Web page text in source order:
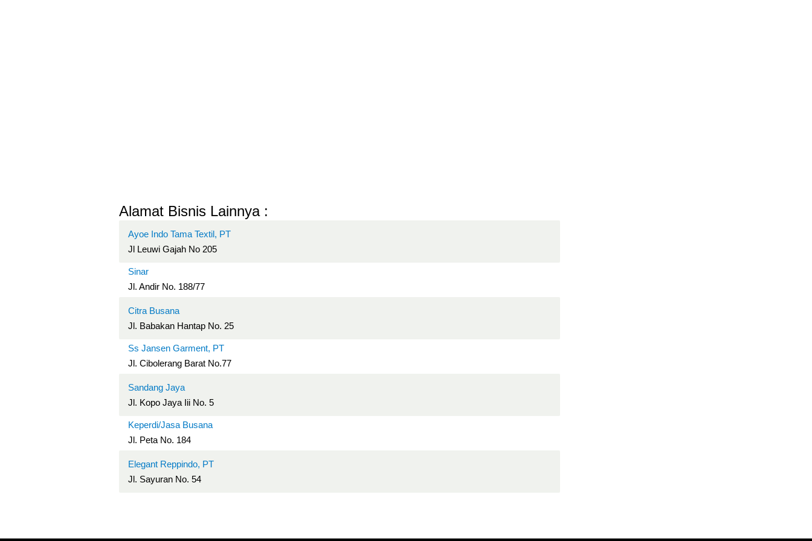
Alamat Bisnis Lainnya :
Ayoe Indo Tama Textil, PT
Jl Leuwi Gajah No 205
Sinar
Jl. Andir No. 188/77
Citra Busana
Jl. Babakan Hantap No. 25
Ss Jansen Garment, PT
Jl. Cibolerang Barat No.77
Sandang Jaya
Jl. Kopo Jaya Iii No. 5
Keperdi/Jasa Busana
Jl. Peta No. 184
Elegant Reppindo, PT
Jl. Sayuran No. 54